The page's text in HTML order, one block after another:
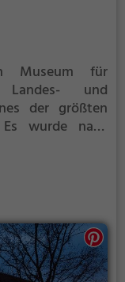
Museum für
Landes- und
der größten
wurde nach
Museum“